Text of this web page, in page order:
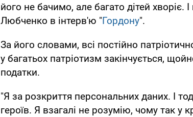
його не бачимо, але багато дітей хворіє.
Любченко в інтерв'ю "Гордону".
За його словами, всі постійно
у багатьох патріотизм закінчується,
податки.
"Я за розкриття персональних даних. І
героїв. Я взагалі не розумію, чому так у